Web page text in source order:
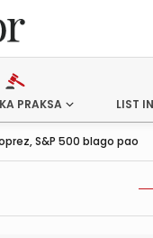
PRAKSA LIST
S&P 500 blago pao